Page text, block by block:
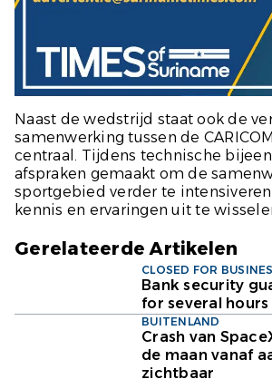
Naast de wedstrijd staat ook de
samenwerking tussen de
centraal. Tijdens technische
afspraken gemaakt om de
sportgebied verder te
kennis en ervaringen uit te
Gerelateerde Artikelen
CLOSED FOR
Bank security
for several hours
BUITENLAND
Crash van
de maan vanaf
zichtbaar